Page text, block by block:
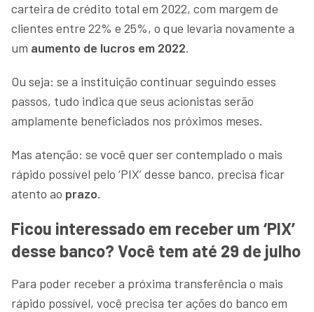
carteira de crédito total em 2022, com margem de
clientes entre 22% e 25%, o que levaria novamente a
um aumento de lucros em 2022.
Ou seja: se a instituição continuar seguindo esses
passos, tudo indica que seus acionistas serão
amplamente beneficiados nos próximos meses.
Mas atenção: se você quer ser contemplado o mais
rápido possível pelo ‘PIX’ desse banco, precisa ficar
atento ao prazo.
Ficou interessado em receber um ‘PIX’
desse banco? Você tem até 29 de julho
Para poder receber a próxima transferência o mais
rápido possível, você precisa ter ações do banco em